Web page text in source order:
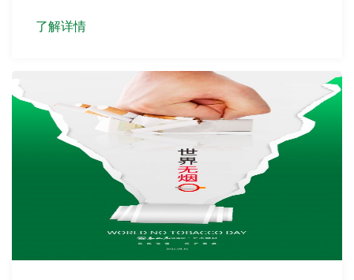
了解详情